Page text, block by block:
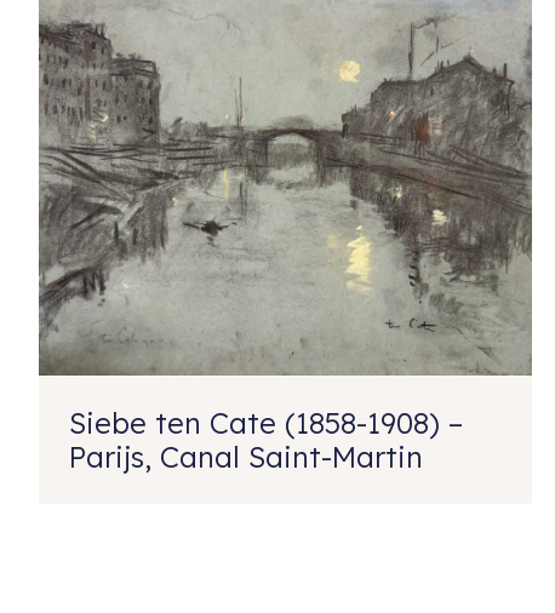
Siebe ten Cate (1858-1908) –
Parijs, Canal Saint-Martin